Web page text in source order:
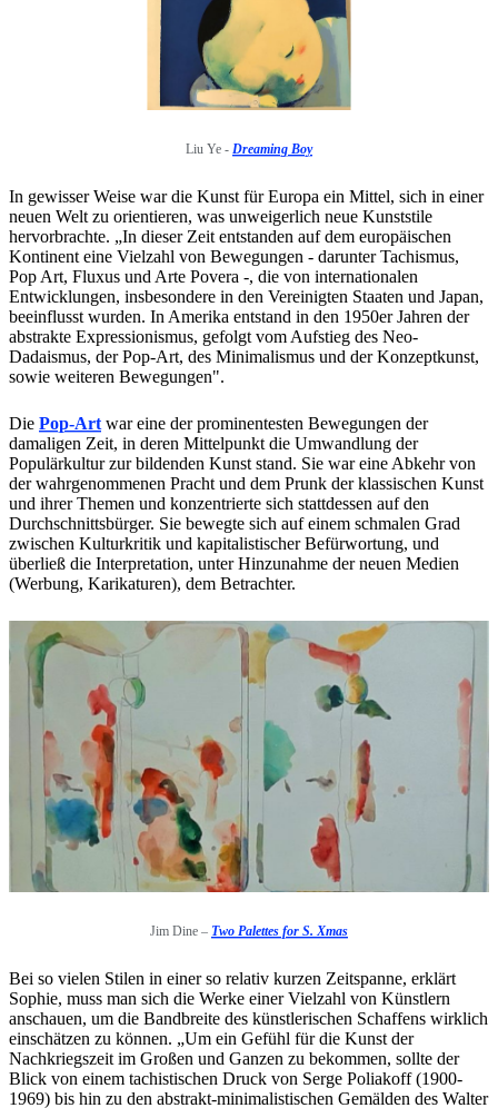
Liu Ye - Dreaming Boy
In gewisser Weise war die Kunst für Europa ein Mittel, sich in einer
neuen Welt zu orientieren, was unweigerlich neue Kunststile
hervorbrachte. „In dieser Zeit entstanden auf dem europäischen
Kontinent eine Vielzahl von Bewegungen - darunter Tachismus,
Pop Art, Fluxus und Arte Povera -, die von internationalen
Entwicklungen, insbesondere in den Vereinigten Staaten und Japan,
beeinflusst wurden. In Amerika entstand in den 1950er Jahren der
abstrakte Expressionismus, gefolgt vom Aufstieg des Neo-
Dadaismus, der Pop-Art, des Minimalismus und der Konzeptkunst,
sowie weiteren Bewegungen".
Die Pop-Art war eine der prominentesten Bewegungen der
damaligen Zeit, in deren Mittelpunkt die Umwandlung der
Populärkultur zur bildenden Kunst stand. Sie war eine Abkehr von
der wahrgenommenen Pracht und dem Prunk der klassischen Kunst
und ihrer Themen und konzentrierte sich stattdessen auf den
Durchschnittsbürger. Sie bewegte sich auf einem schmalen Grad
zwischen Kulturkritik und kapitalistischer Befürwortung, und
überließ die Interpretation, unter Hinzunahme der neuen Medien
(Werbung, Karikaturen), dem Betrachter.
Jim Dine – Two Palettes for S. Xmas
Bei so vielen Stilen in einer so relativ kurzen Zeitspanne, erklärt
Sophie, muss man sich die Werke einer Vielzahl von Künstlern
anschauen, um die Bandbreite des künstlerischen Schaffens wirklich
einschätzen zu können. „Um ein Gefühl für die Kunst der
Nachkriegszeit im Großen und Ganzen zu bekommen, sollte der
Blick von einem tachistischen Druck von Serge Poliakoff (1900-
1969) bis hin zu den abstrakt-minimalistischen Gemälden des Walter